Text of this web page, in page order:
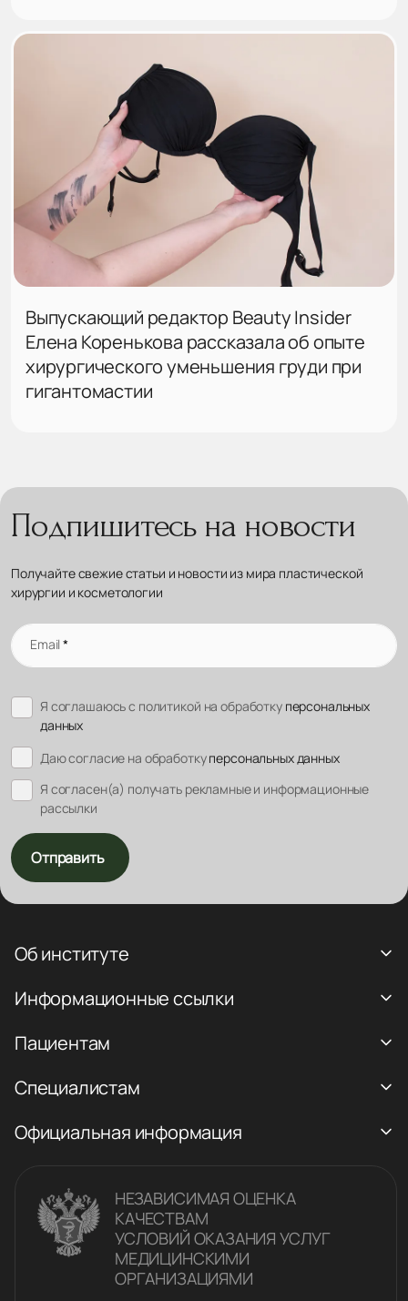
Выпускающий редактор Beauty Insider
Елена Коренькова рассказала об опыте
хирургического уменьшения груди при
гигантомастии
Подпишитесь на новости
Получайте свежие статьи и новости из мира пластической
хирургии и косметологии
Email*
Я соглашаюсь с политикой на обработку персональных
данных
Даю согласие на обработкуперсональных данных
Я согласен(а) получать рекламные и информационные
рассылки
Отправить
Об институте
Информационные ссылки
Пациентам
Специалистам
Официальная информация
НЕЗАВИСИМАЯ ОЦЕНКА
КАЧЕСТВАM
УСЛОВИЙ ОКАЗАНИЯ УСЛУГ
МЕДИЦИНСКИМИ
ОРГАНИЗАЦИЯМИ